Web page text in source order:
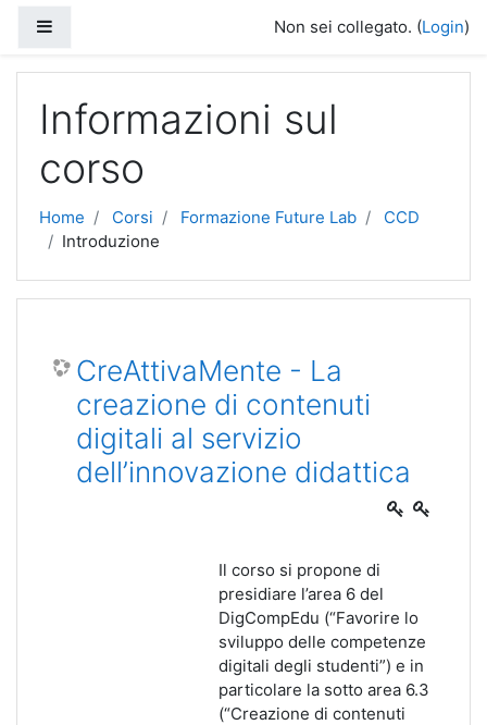
Non sei collegato. (Login)
Informazioni sul
corso
Home Corsi Formazione Future Lab
CCD
Introduzione
CreAttivaMente - La
creazione di contenuti
digitali al servizio
dell’innovazione didattica
Il corso si propone di
presidiare l’area 6 del
DigCompEdu (“Favorire lo
sviluppo delle competenze
digitali degli studenti”) e in
particolare la sotto area 6.3
(“Creazione di contenuti